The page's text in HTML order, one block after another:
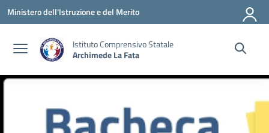
Vai ai contenuti
Vai al menu di navigazione
Vai al footer
Ministero dell'Istruzione e del Merito
Istituto Comprensivo Statale
Archimede La Fata